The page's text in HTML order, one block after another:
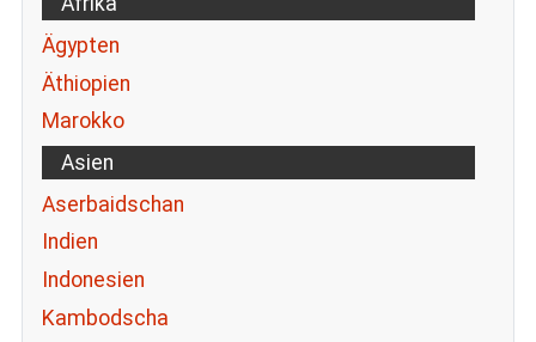
Ägypten
Äthiopien
Marokko
Asien
Aserbaidschan
Indien
Indonesien
Kambodscha